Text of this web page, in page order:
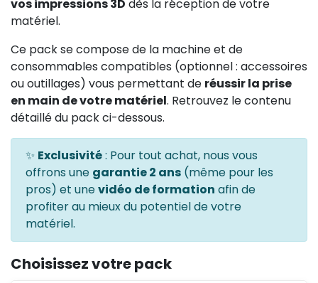
vos impressions 3D dès la réception de votre
matériel.
Ce pack se compose de la machine et de
consommables compatibles (optionnel : accessoires
ou outillages) vous permettant de réussir la prise
en main de votre matériel. Retrouvez le contenu
détaillé du pack ci-dessous.
✨ Exclusivité: Pour tout achat, nous vous
offrons une garantie 2 ans (même pour les
pros) et unevidéo de formation afin de
profiter au mieux du potentiel de votre
matériel.
Choisissez votre pack